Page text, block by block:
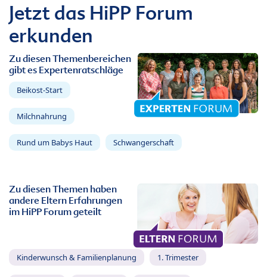
Jetzt das HiPP Forum
erkunden
Zu diesen Themenbereichen
gibt es Expertenratschläge
Beikost-Start
Milchnahrung
Rund um Babys Haut Schwangerschaft
Zu diesen Themen haben
andere Eltern Erfahrungen
im HiPP Forum geteilt
Kinderwunsch & Familienplanung 1. Trimester